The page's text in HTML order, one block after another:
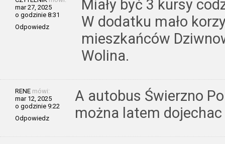
mar 27, 2025
o godzinie 8:31
Odpowiedz
Miały być 3 kursy
W dodatku mało
mieszkańców
Wolina.
RENE mówi:
mar 12, 2025
o godzinie 9:22
Odpowiedz
A autobus Świerzno
można latem dojechac